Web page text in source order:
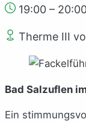
19:00 –
Therme III
Bad Salzuflen
Ein